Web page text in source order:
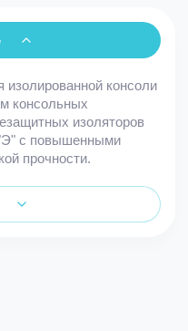
изолированной консоли
консольных
изоляторов
с повышенными
прочности.